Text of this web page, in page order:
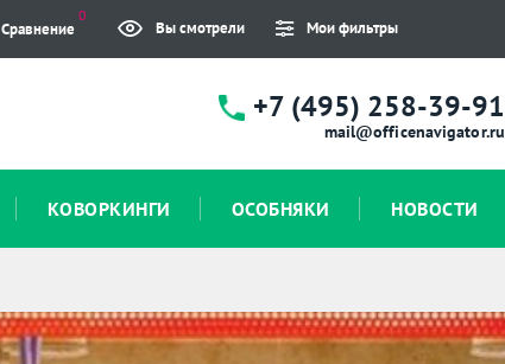
Сравнение
0
Вы смотрели Мои фильтры
+7 (495) 258-39-91
mail@officenavigator.ru
КОВОРКИНГИ ОСОБНЯКИ НОВОСТИ